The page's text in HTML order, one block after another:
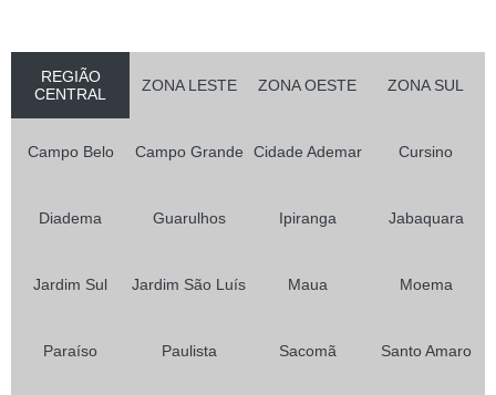
REGIÃO
CENTRAL
ZONA LESTE ZONA OESTE ZONA SUL
Campo Belo Campo Grande Cidade Ademar Cursino
Diadema Guarulhos Ipiranga Jabaquara
Jardim Sul Jardim São Luís Maua Moema
Paraíso Paulista Sacomã Santo Amaro